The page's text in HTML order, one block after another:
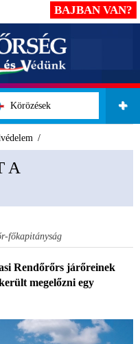
Körözések
BAJBAN VAN?
A
főkapitányság
Rendőrőrs járőreinek
megelőzni egy